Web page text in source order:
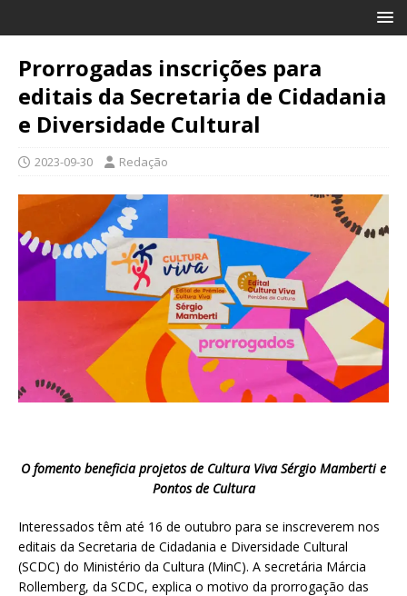
Prorrogadas inscrições para
editais da Secretaria de Cidadania
e Diversidade Cultural
2023-09-30 Redação
O fomento beneficia projetos de Cultura Viva Sérgio Mamberti e
Pontos de Cultura
Interessados têm até 16 de outubro para se inscreverem nos
editais da Secretaria de Cidadania e Diversidade Cultural
(SCDC) do Ministério da Cultura (MinC). A secretária Márcia
Rollemberg, da SCDC, explica o motivo da prorrogação das